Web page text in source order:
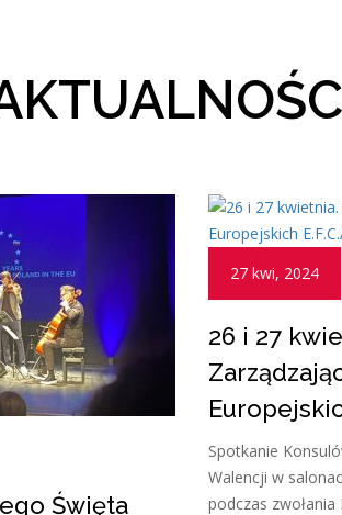
Święta
27 kwi, 2024
26 i 27
Spotkanie
Walencji w
podczas zwołania